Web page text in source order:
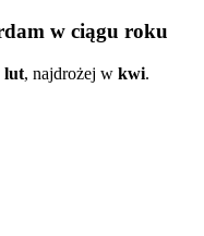
w ciągu roku
lut, najdrożej w kwi.